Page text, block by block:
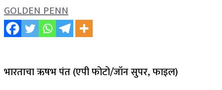
GOLDEN PENN
भारताचा ऋषभ पंत (एपी फोटो/जॉन सुपर, फाइल)